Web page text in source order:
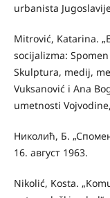
urbanista
Mitrović, Katarina.
socijalizma: Spomen
Skulptura, medij,
Vuksanović i Ana
umetnosti
Николић, Б.
16. август 1963.
Nikolić, Kosta.